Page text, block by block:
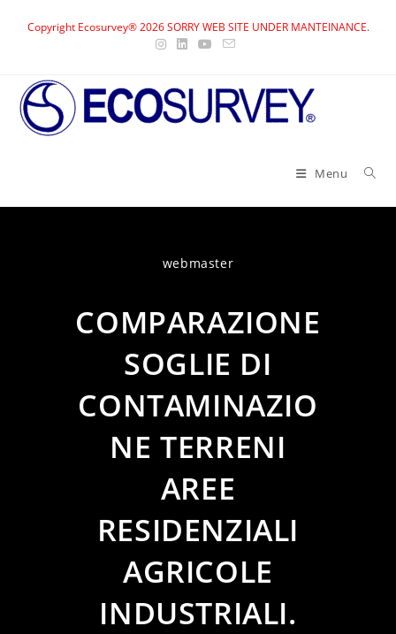
Copyright Ecosurvey® 2026 SORRY WEB SITE UNDER MANTEINANCE.
Menu
webmaster
COMPARAZIONE
SOGLIE DI
CONTAMINAZIO
NE TERRENI
AREE
RESIDENZIALI
AGRICOLE
INDUSTRIALI.